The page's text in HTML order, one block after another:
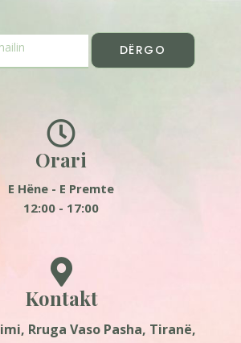
DËRGO
Orari
E Hëne - E Premte
12:00 - 17:00
Kontakt
Rruga Vaso Pasha, Tiranë,